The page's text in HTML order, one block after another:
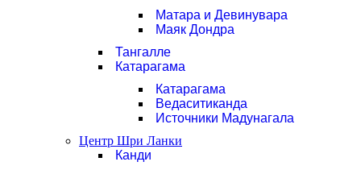
Матара и Девинувара
Маяк Дондра
Тангалле
Катарагама
Катарагама
Ведаситиканда
Источники Мадунагала
Центр Шри Ланки
Канди